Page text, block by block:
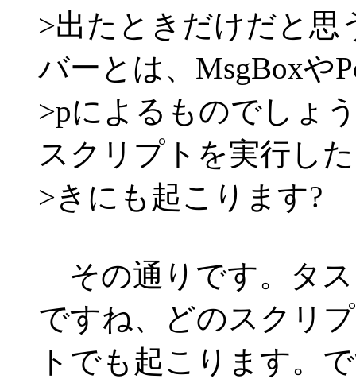
>出たときだけだと思
バーとは、MsgBoxや
>pによるものでしょ
スクリプトを実行し
>きにも起こります?
その通りです。タ
ですね、どのスクリプ
トでも起こります。